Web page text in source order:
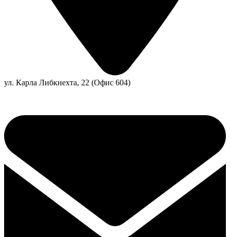
ул. Карла Либкнехта, 22 (Офис 604)